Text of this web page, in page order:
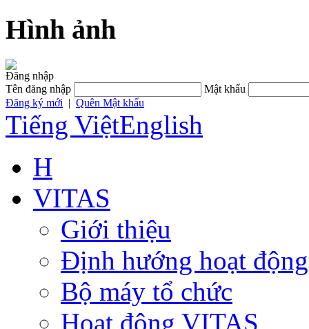
Hình ảnh
Đăng nhập
Tên đăng nhập
Mật khẩu
Đăng ký mới | Quên Mật khẩu
Tiếng ViệtEnglish
H
VITAS
Giới thiệu
Định hướng hoạt động
Bộ máy tổ chức
Hoạt động VITAS